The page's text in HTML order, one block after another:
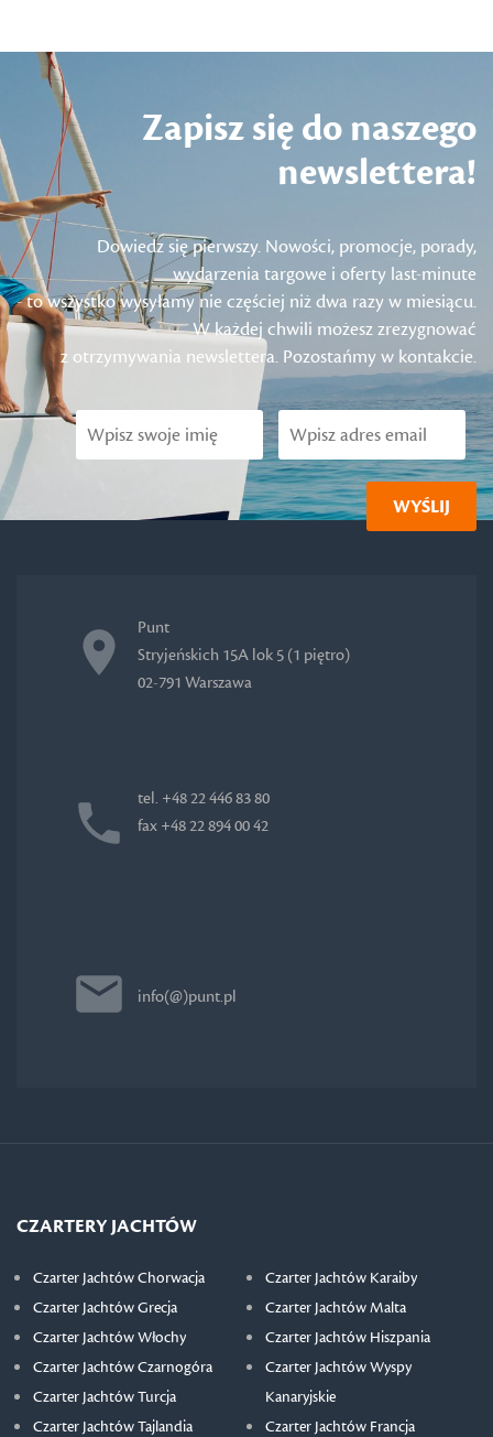
Zapisz się do naszego
newslettera!
Dowiedz się pierwszy. Nowości, promocje, porady,
wydarzenia targowe i oferty last-minute
- to wszystko wysyłamy nie częściej niż dwa razy w miesiącu.
W każdej chwili możesz zrezygnować
z otrzymywania newslettera. Pozostańmy w kontakcie.
Punt
Stryjeńskich 15A lok 5 (1 piętro)
02-791 Warszawa
tel. +48 22 446 83 80
fax +48 22 894 00 42
info(@)punt.pl
CZARTERY JACHTÓW
Czarter Jachtów Chorwacja
Czarter Jachtów Grecja
Czarter Jachtów Włochy
Czarter Jachtów Czarnogóra
Czarter Jachtów Turcja
Czarter Jachtów Tajlandia
Czarter Jachtów Karaiby
Czarter Jachtów Malta
Czarter Jachtów Hiszpania
Czarter Jachtów Wyspy
Kanaryjskie
Czarter Jachtów Francja